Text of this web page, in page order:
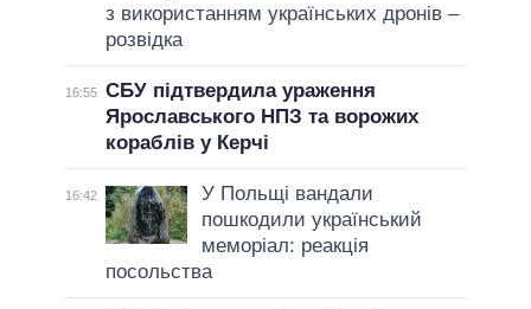
з використанням українських дронів –
розвідка
16:55 СБУ підтвердила ураження
Ярославського НПЗ та ворожих
кораблів у Керчі
16:42
У Польщі вандали
пошкодили український
меморіал: реакція
посольства